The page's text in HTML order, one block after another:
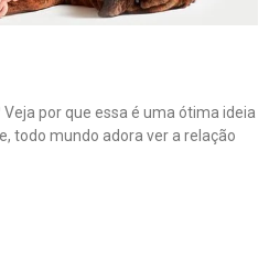
por que essa é uma ótima ideia
todo mundo adora ver a relação